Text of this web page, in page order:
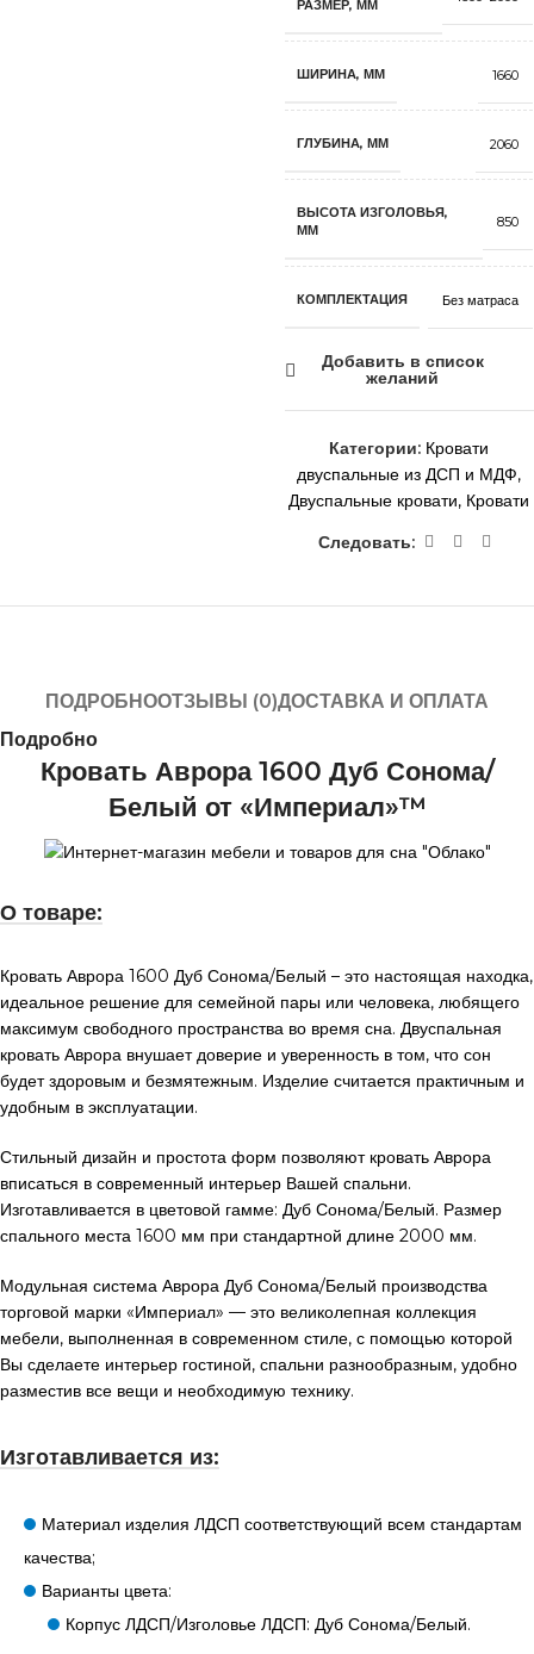
РАЗМЕР, ММ
ШИРИНА, ММ 1660
ГЛУБИНА, ММ 2060
ВЫСОТА ИЗГОЛОВЬЯ,
ММ
850
КОМПЛЕКТАЦИЯ Без матраса
Добавить в список
желаний
Категории: Кровати
двуспальные из ДСП и МДФ,
Двуспальные кровати, Кровати
Следовать:
ПОДРОБНООТЗЫВЫ (0)ДОСТАВКА И ОПЛАТА
Подробно
Кровать Аврора 1600 Дуб Сонома/
Белый от «Империал»™
О товаре:
Кровать Аврора 1600 Дуб Сонома/Белый – это настоящая находка,
идеальное решение для семейной пары или человека, любящего
максимум свободного пространства во время сна. Двуспальная
кровать Аврора внушает доверие и уверенность в том, что сон
будет здоровым и безмятежным. Изделие считается практичным и
удобным в эксплуатации.
Стильный дизайн и простота форм позволяют кровать Аврора
вписаться в современный интерьер Вашей спальни.
Изготавливается в цветовой гамме: Дуб Сонома/Белый. Размер
спального места 1600 мм при стандартной длине 2000 мм.
Модульная система Аврора Дуб Сонома/Белый производства
торговой марки «Империал» — это великолепная коллекция
мебели, выполненная в современном стиле, с помощью которой
Вы сделаете интерьер гостиной, спальни разнообразным, удобно
разместив все вещи и необходимую технику.
Изготавливается из:
Материал изделия ЛДСП соответствующий всем стандартам
качества;
Варианты цвета:
Корпус ЛДСП/Изголовье ЛДСП: Дуб Сонома/Белый.